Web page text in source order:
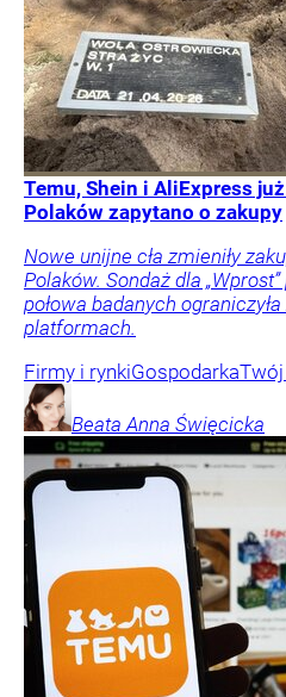
Temu, Shein i AliExpress
Polaków zapytano o zakupy
Nowe unijne cła zmieniły
Polaków. Sondaż dla
połowa badanych
platformach.
Firmy i rynkiGospodarka
Beata Anna Święcicka